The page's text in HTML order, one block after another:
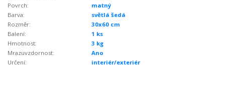
Povrch:
matný
Barva:
světlá šedá
Rozměr:
30x60 cm
Balení:
1 ks
Hmotnost:
3 kg
Mrazuvzdornost:
Ano
Určení:
interiér/exteriér